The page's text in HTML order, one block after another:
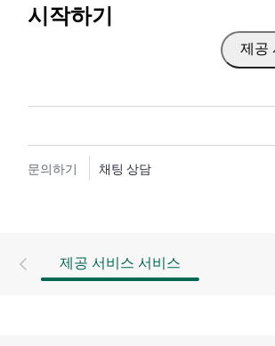
춤식으로 기술 및 운영에 관한 조언을 제
Proactive Care Advanced를 사용하면
를 실시간으로 모니터링하고 분석하여
제가 발생하지 않도록 도움을 주는 권
문가의 기술 자문 및 지원을 주선하여
능 향상 또는 기타 기술 요구 사항도 지
다.
Packard Enterprise TSS(Technical Solution
시작하기
제공
문의하기 채팅 상담
제공 서비스 서비스